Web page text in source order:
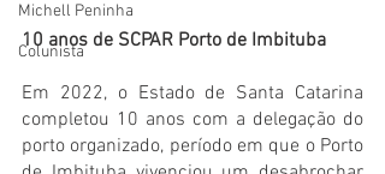
Michell Peninha
Colunista
10 anos de SCPAR Porto de Imbituba
Em 2022, o Estado de Santa Catarina
completou 10 anos com a delegação do
porto organizado, período em que o Porto